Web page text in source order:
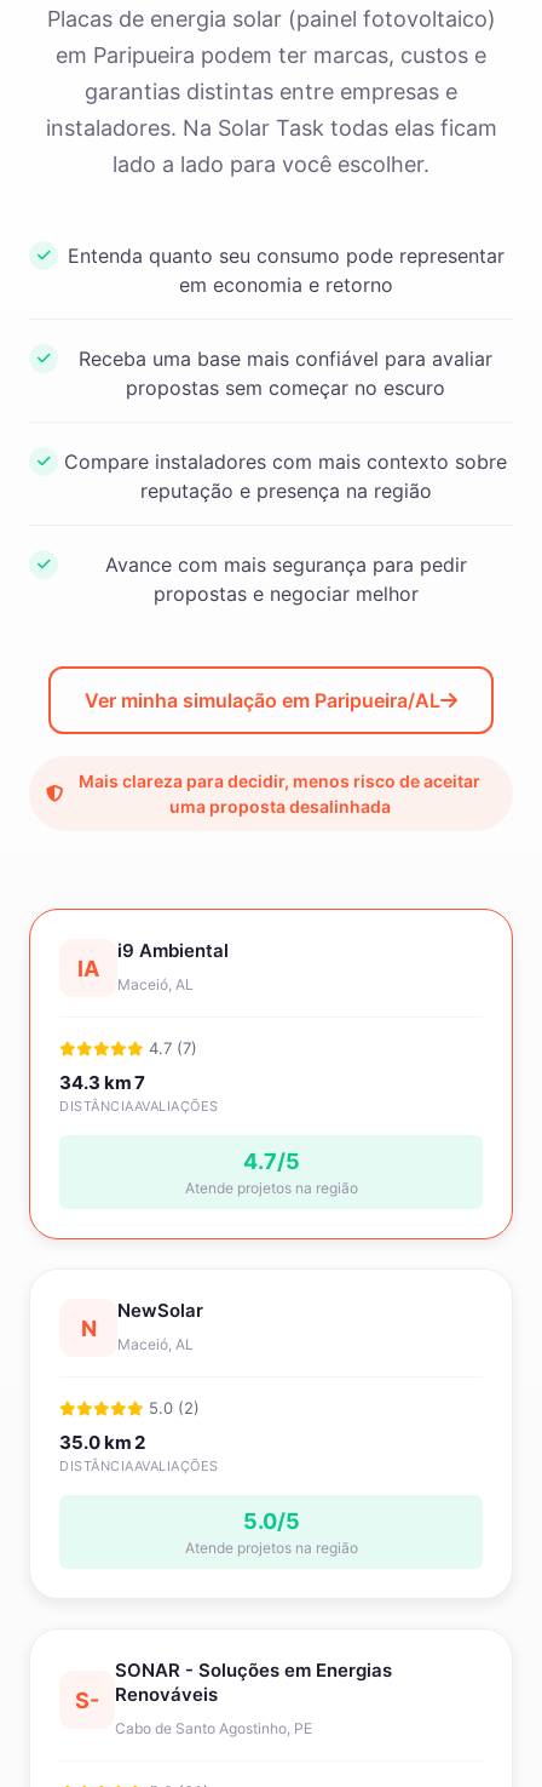
IA
i9 Ambiental
Maceió, AL
4.7 (7)
34.3 km
DISTÂNCIA
7
AVALIAÇÕES
4.7/5
Atende projetos na região
N
NewSolar
Maceió, AL
5.0 (2)
35.0 km
DISTÂNCIA
2
AVALIAÇÕES
5.0/5
Atende projetos na região
S-
SONAR - Soluções em Energias
Renováveis
Cabo de Santo Agostinho, PE
Placas de energia solar (painel fotovoltaico)
em Paripueira podem ter marcas, custos e
garantias distintas entre empresas e
instaladores. Na Solar Task todas elas ficam
lado a lado para você escolher.
Entenda quanto seu consumo pode representar
em economia e retorno
Receba uma base mais confiável para avaliar
propostas sem começar no escuro
Compare instaladores com mais contexto sobre
reputação e presença na região
Avance com mais segurança para pedir
propostas e negociar melhor
Ver minha simulação em Paripueira/AL
Mais clareza para decidir, menos risco de aceitar
uma proposta desalinhada